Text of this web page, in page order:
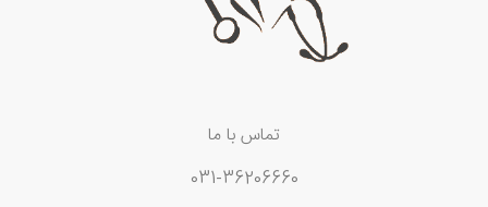
تماس با ما
031-36206660